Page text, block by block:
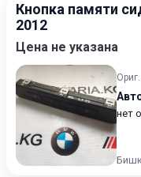
Кнопка памяти
2012
Цена не указана
нет